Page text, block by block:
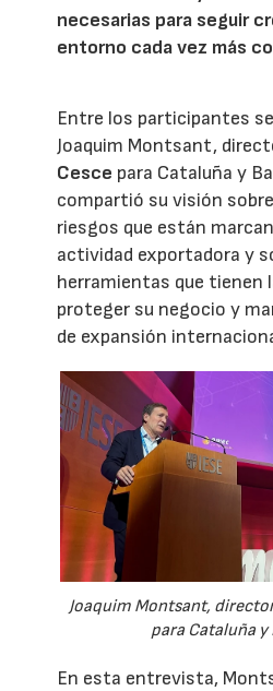
necesarias para seguir
entorno cada vez más
Entre los participantes
Joaquim Montsant,
Cesce para Cataluña y
compartió su visión
riesgos que están
actividad exportadora y
herramientas que tienen
proteger su negocio y
de expansión
Joaquim Montsant,
para Cataluña y
En esta entrevista,